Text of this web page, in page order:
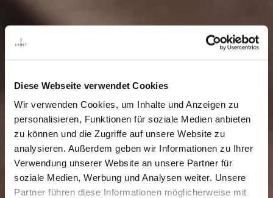
Diese Webseite verwendet Cookies
Wir verwenden Cookies, um Inhalte und Anzeigen zu
personalisieren, Funktionen für soziale Medien anbieten
zu können und die Zugriffe auf unsere Website zu
analysieren. Außerdem geben wir Informationen zu Ihrer
Verwendung unserer Website an unsere Partner für
soziale Medien, Werbung und Analysen weiter. Unsere
Partner führen diese Informationen möglicherweise mit